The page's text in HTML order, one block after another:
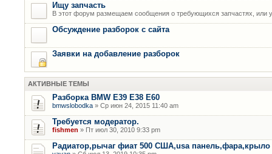
Ищу запчасть
В этот форум размещаем сообщения о требующихся запчастях, или
Обсуждение разборок с сайта
Заявки на добавление разборок
АКТИВНЫЕ ТЕМЫ
Разборка BMW E39 E38 E60
bmwslobodka » Ср июн 24, 2015 11:40 am
Требуется модератор.
fishmen » Пт июл 30, 2010 9:33 pm
Радиатор,рычаг фиат 500 США,usa панель,фара,крыло